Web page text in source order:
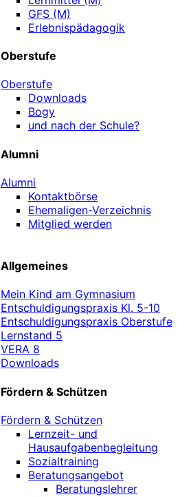
GFS (M)
Erlebnispädagogik
Oberstufe
Oberstufe
Downloads
Bogy
und nach der Schule?
Alumni
Alumni
Kontaktbörse
Ehemaligen-Verzeichnis
Mitglied werden
Allgemeines
Mein Kind am Gymnasium
Entschuldigungspraxis Kl. 5-10
Entschuldigungspraxis Oberstufe
Lernstand 5
VERA 8
Downloads
Fördern & Schützen
Fördern & Schützen
Lernzeit- und
Hausaufgabenbegleitung
Sozialtraining
Beratungsangebot
Beratungslehrer